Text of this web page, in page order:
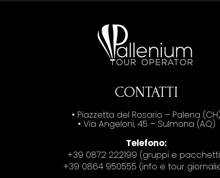
CONTATTI
• Piazzetta del Rosario – Palena (CH)
• Via Angeloni, 45 – Sulmona (AQ)
Telefono:
+39 0872 222199 (gruppi e
+39 0864 950555 (info e tour